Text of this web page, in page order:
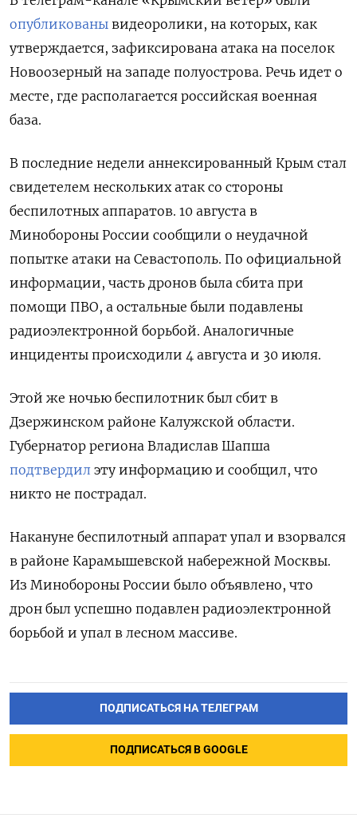
опубликованы видеоролики, на которых, как
утверждается, зафиксирована атака на поселок
Новоозерный на западе полуострова. Речь идет о
месте, где располагается российская военная
база.
В последние недели аннексированный Крым стал
свидетелем нескольких атак со стороны
беспилотных аппаратов. 10 августа в
Минобороны России сообщили о неудачной
попытке атаки на Севастополь. По официальной
информации, часть дронов была сбита при
помощи ПВО, а остальные были подавлены
радиоэлектронной борьбой. Аналогичные
инциденты происходили 4 августа и 30 июля.
Этой же ночью беспилотник был сбит в
Дзержинском районе Калужской области.
Губернатор региона Владислав Шапша
подтвердил эту информацию и сообщил, что
никто не пострадал.
Накануне беспилотный аппарат упал и взорвался
в районе Карамышевской набережной Москвы.
Из Минобороны России было объявлено, что
дрон был успешно подавлен радиоэлектронной
борьбой и упал в лесном массиве.
ПОДПИСАТЬСЯ НА ТЕЛЕГРАМ
ПОДПИСАТЬСЯ В GOOGLE